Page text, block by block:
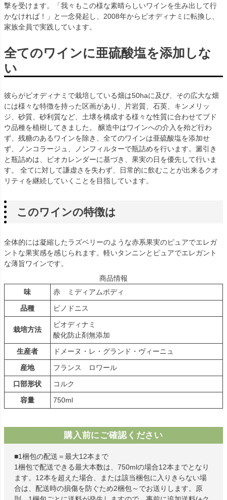
撃を受けます。「我々もこの様な素晴らしいワインを生み出して行
かなければ！」と一念発起し、2008年からビオディナミに転換し、
家族全員で実践しています。
全てのワインに亜硫酸塩を添加しな
い
彼らがビオディナミで栽培している畑は50haに及び、その広大な畑
には様々な特徴を持った区画があり、片岩質、石英、キンメリッ
ジ、砂質、砂利質など、土壌を構成する様々な性質に合わせてブド
ウ品種を植樹してきました。 醸造中はワインへの介入を殆ど行わ
ず、残糖のあるワインを除き、全てのワインは亜硫酸塩を添加せ
ず、ノンコラージュ、ノンフィルターで瓶詰めを行います。澱引き
と瓶詰めは、ビオカレンダーに基づき、果実の日を優先して行いま
す。 全てに対して謙虚さを失わず、日常的に飲むことが出来るクオ
リティを継続していくことを目指しています。
このワインの特徴は
全体的には凝縮したラズベリーのような赤系果実のピュアでエレガ
ントな果実感を感じられます。軽いタンニンとピュアでエレガント
な薄旨ワインです。
商品情報
味
赤 ミディアムボディ
品種
ピノドニス
栽培方法
ビオディナミ
酸化防止剤無添加
生産者
ドメーヌ・レ・グランド・ヴィーニュ
産地
フランス ロワール
口部形状
コルク
容量
750ml
購入前にご確認ください
■1梱包の配送＝最大12本まで
1梱包で配送できる最大本数は、750mlの場合12本までとなり
ます。12本を超えた場合、または該当梱包に入りきらない場
合は、配送時の損傷を防ぐため2梱包～でお送りします。原